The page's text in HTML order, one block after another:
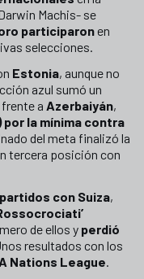
Machis- se
participaronen
selecciones.
Estonia, aunque no
azul sumó un
a Azerbaiyán,
por la mínima contra
del meta finalizó la
tercera posición con
con Suiza,
de ellos y perdió
resultados con los
Nations League.